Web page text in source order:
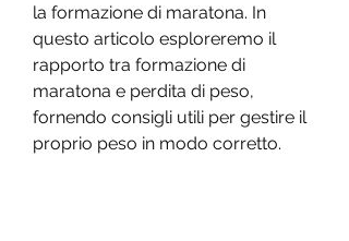
la formazione di maratona. In
questo articolo esploreremo il
rapporto tra formazione di
maratona e perdita di peso,
fornendo consigli utili per gestire il
proprio peso in modo corretto.